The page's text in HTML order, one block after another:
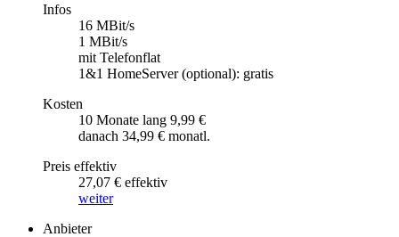
Infos
16 MBit/s
1 MBit/s
mit Telefonflat
1&1 HomeServer (optional): gratis
Kosten
10 Monate lang 9,99 €
danach 34,99 € monatl.
Preis effektiv
27,07 € effektiv
weiter
Anbieter